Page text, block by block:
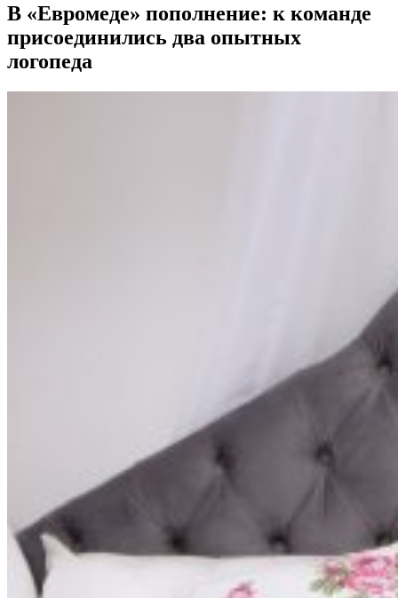
В «Евромеде» пополнение: к команде
присоединились два опытных
логопеда